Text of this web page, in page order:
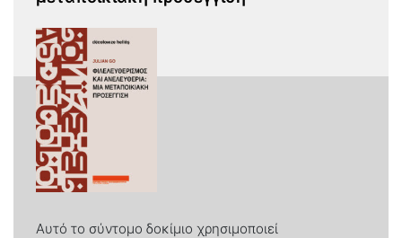
Αυτό το σύντομο δοκίμιο χρησιμοποιεί